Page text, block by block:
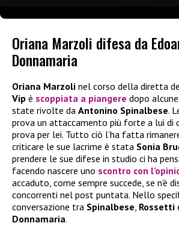
Oriana Marzoli difesa da
Donnamaria
Oriana Marzoli nel corso della diretta
Vip è scoppiata a piangere dopo
state rivolte da Antonino Spinalbese.
prova un attaccamento più forte a lui di
prova per lei. Tutto ciò l’ha fatta
criticare le sue lacrime è stata Sonia
prendere le sue difese in studio ci ha
facendo nascere uno scontro con l’op
accaduto, come sempre succede, se n’è
concorrenti nel post puntata. Nello
conversazione tra Spinalbese, Rossetti
Donnamaria.